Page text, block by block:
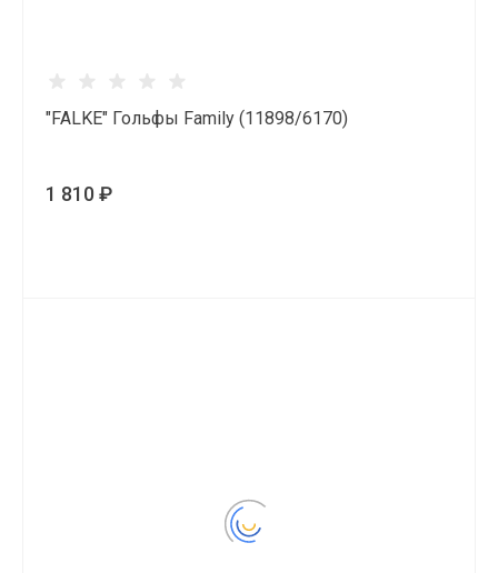
"FALKE" Гольфы Family (11898/6170)
1 810 ₽